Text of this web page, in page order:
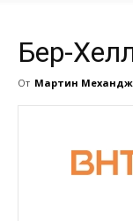
Бер-
От Мартин